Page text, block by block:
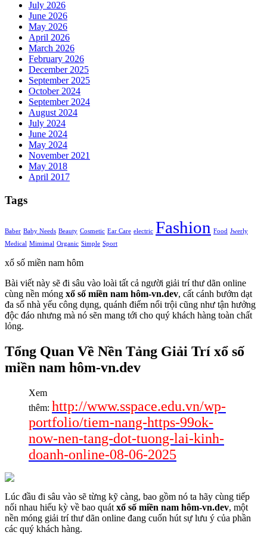
July 2026
June 2026
May 2026
April 2026
March 2026
February 2026
December 2025
September 2025
October 2024
September 2024
August 2024
July 2024
June 2024
May 2024
November 2021
May 2018
April 2017
Tags
Baber Baby Needs Beauty Cosmetic Ear Care electric Fashion Food Jwerly
Medical Mimimal Organic Simple Sport
xổ số miền nam hôm
Bài viết này sẽ đi sâu vào loài tất cả người giải trí thư dãn online
cùng nền móng xổ số miền nam hôm-vn.dev, cất cánh bướm dạt
đa số nhà yếu công dụng, quánh điểm nổi trội cũng như tận hưởng
độc đáo nhưng mà nó sẽn mang tới cho quý khách hàng toàn chất
lỏng.
Tổng Quan Về Nền Tảng Giải Trí xổ số
miền nam hôm-vn.dev
Xem
thêm: http://www.sspace.edu.vn/wp-
portfolio/tiem-nang-https-99ok-
now-nen-tang-dot-tuong-lai-kinh-
doanh-online-08-06-2025
Lúc đầu đi sâu vào sẽ từng kỹ càng, bao gồm nó ta hãy cùng tiếp
nối nhau hiếu kỳ về bao quát xổ số miền nam hôm-vn.dev, một
nền móng giải trí thư dãn online đang cuốn hút sự lưu ý của phần
các quý khách hàng.